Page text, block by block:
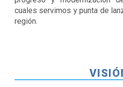
cuales servimos y punta de
región.